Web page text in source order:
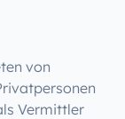
von
Vermittler